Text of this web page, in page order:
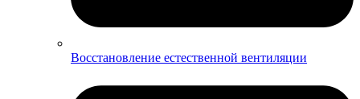
Восстановление естественной вентиляции